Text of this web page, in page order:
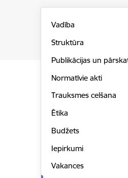
Vadība
Struktūra
Publikācijas un
Normatīvie akti
Trauksmes celšana
Ētika
Budžets
Iepirkumi
Vakances